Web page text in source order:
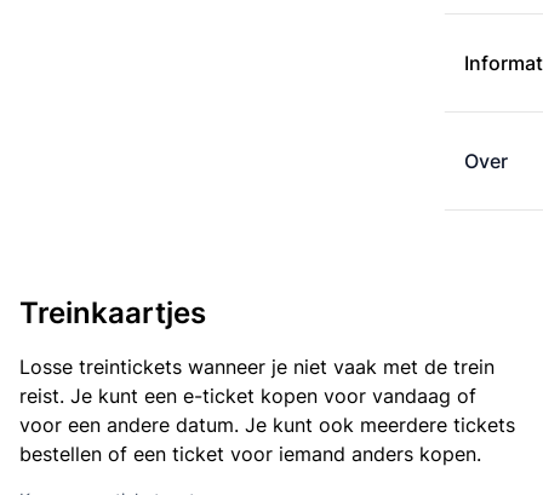
Over
Treinkaartjes
Losse treintickets wanneer je niet vaak met de trein
reist. Je kunt een e-ticket kopen voor vandaag of
voor een andere datum. Je kunt ook meerdere tickets
bestellen of een ticket voor iemand anders kopen.